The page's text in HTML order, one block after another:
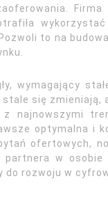
Firma
to na
wymagający
się zmieniają,
najnowszymi
optymalna i
ofertowych,
w osobie
rozwoju w